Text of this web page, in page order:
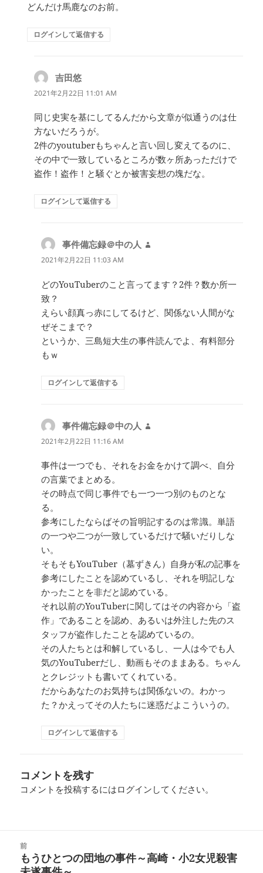
どんだけ馬鹿なのお前。
ログインして返信する
吉田悠
り:
2021年2月22日 11:01 AM
同じ史実を基にしてるんだから文章が似通うのは仕
方ないだろうが。
2件のyoutuberもちゃんと言い回し変えてるのに、
その中で一致しているところが数ヶ所あっただけで
盗作！盗作！と騒ぐとか被害妄想の塊だな。
ログインして返信する
事件備忘録＠中の人
2021年2月22日 11:03 AM
どのYouTuberのこと言ってます？2件？数か所一
致？
えらい顔真っ赤にしてるけど、関係ない人間がな
ぜそこまで？
というか、三島短大生の事件読んでよ、有料部分
もｗ
ログインして返信する
事件備忘録＠中の人
2021年2月22日 11:16 AM
事件は一つでも、それをお金をかけて調べ、自分
の言葉でまとめる。
その時点で同じ事件でも一つ一つ別のものとな
る。
参考にしたならばその旨明記するのは常識。単語
の一つや二つが一致しているだけで騒いだりしな
い。
そもそもYouTuber（墓ずきん）自身が私の記事を
参考にしたことを認めているし、それを明記しな
かったことを非だと認めている。
それ以前のYouTuberに関してはその内容から「盗
作」であることを認め、あるいは外注した先のス
タッフが盗作したことを認めているの。
その人たちとは和解しているし、一人は今でも人
気のYouTuberだし、動画もそのままある。ちゃん
とクレジットも書いてくれている。
だからあなたのお気持ちは関係ないの。わかっ
た？かえってその人たちに迷惑だよこういうの。
ログインして返信する
コメントを残す
コメントを投稿するにはログイン してください。
前
前
もうひとつの団地の事件～高崎・小2女児殺害